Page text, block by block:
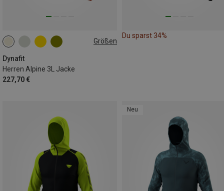
Größen
Dynafit
Herren Alpine 3L Jacke
227,70 €
L XL XXL
Du sparst 34%
Neu